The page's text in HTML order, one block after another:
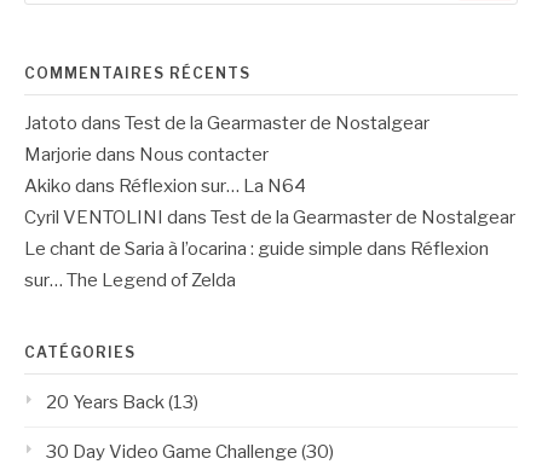
COMMENTAIRES RÉCENTS
Jatoto dans Test de la Gearmaster de Nostalgear
Marjorie dans Nous contacter
Akiko dans Réflexion sur… La N64
Cyril VENTOLINI dans Test de la Gearmaster de Nostalgear
Le chant de Saria à l’ocarina : guide simple dans Réflexion
sur… The Legend of Zelda
CATÉGORIES
20 Years Back(13)
30 Day Video Game Challenge (30)